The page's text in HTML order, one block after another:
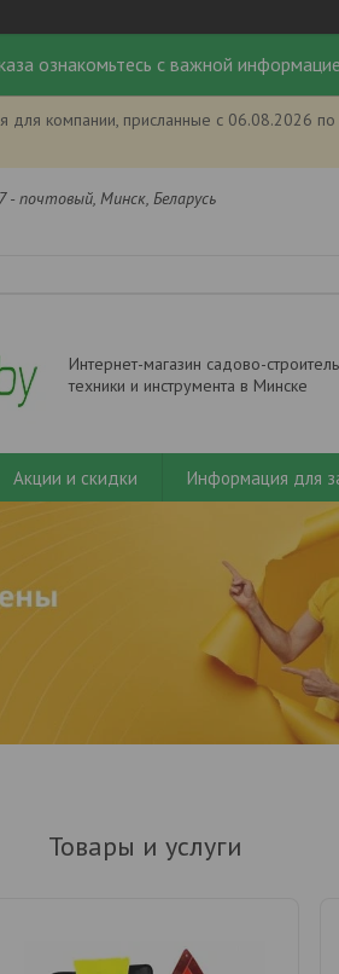
ознакомьтесь с важной
для компании, присланные с
- почтовый, Минск, Беларусь
Интернет-магазин садово-
техники и инструмента в Минске
Акции и скидки Информация для
Товары и услуги